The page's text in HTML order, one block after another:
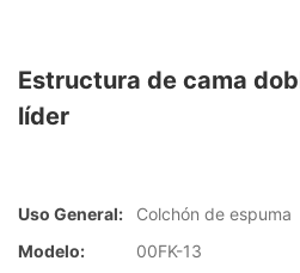
Estructura de cama
líder
Uso General:
Colchón de espuma
Modelo:
00FK-13